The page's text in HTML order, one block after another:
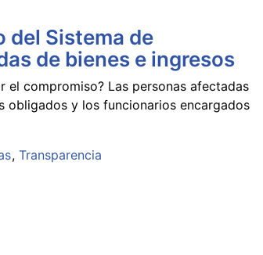
del Sistema de
de bienes e ingresos
el compromiso? Las personas afectadas
obligados y los funcionarios encargados
Transparencia